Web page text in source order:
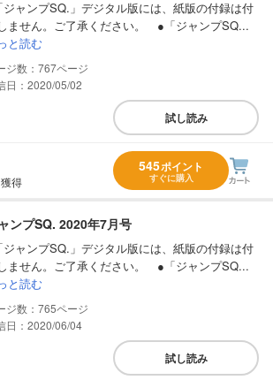
ジャンプSQ.」デジタル版には、紙版の付録は付
ません。ご了承ください。 ●「ジャンプSQ...
と読む
767
日：2020/05/02
試し読み
得
545ポイント
すぐに購入
ンプSQ. 2020年7月号
ジャンプSQ.」デジタル版には、紙版の付録は付
ません。ご了承ください。 ●「ジャンプSQ...
と読む
765
日：2020/06/04
試し読み